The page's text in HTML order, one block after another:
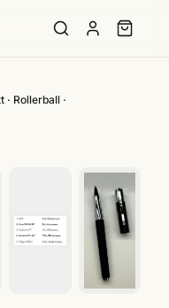
Rollerball ·